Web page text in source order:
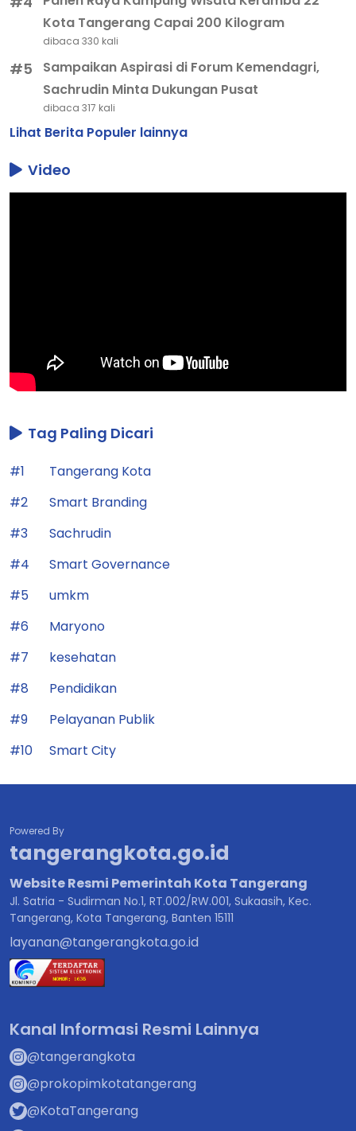
Kota Tangerang Capai 200 Kilogram
dibaca 330 kali
#5
Sampaikan Aspirasi di Forum Kemendagri,
Sachrudin Minta Dukungan Pusat
dibaca 317 kali
Lihat Berita Populer lainnya
Video
Tag Paling Dicari
#1
Tangerang Kota
#2
Smart Branding
#3
Sachrudin
#4
Smart Governance
#5
umkm
#6
Maryono
#7
kesehatan
#8
Pendidikan
#9
Pelayanan Publik
#10
Smart City
Powered By
tangerangkota.go.id
Website Resmi Pemerintah Kota Tangerang
Jl. Satria - Sudirman No.1, RT.002/RW.001, Sukaasih, Kec.
Tangerang, Kota Tangerang, Banten 15111
layanan@tangerangkota.go.id
Kanal Informasi Resmi Lainnya
@tangerangkota
@prokopimkotatangerang
@KotaTangerang